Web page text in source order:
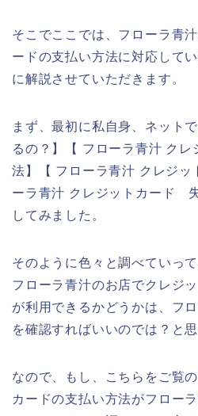
そこでここでは、フローラ青
ードの支払い方法に対応して
に解説させていただきます。
まず、最初に私自身、ネット
るの？】【 フローラ青汁 ク
法】【 フローラ青汁 クレジッ
ーラ青汁 クレジットカード
してみました。
そのように色々と調べていっ
フローラ青汁のお店でクレジ
が利用できるかどうかは、フ
を確認すればいいのでは？と
なので、もし、こちらをご覧
カードの支払い方法がフロー